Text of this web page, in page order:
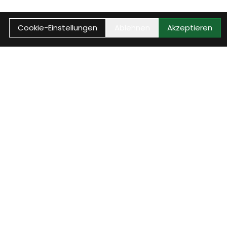
Cookie-Einstellungen Akzeptieren